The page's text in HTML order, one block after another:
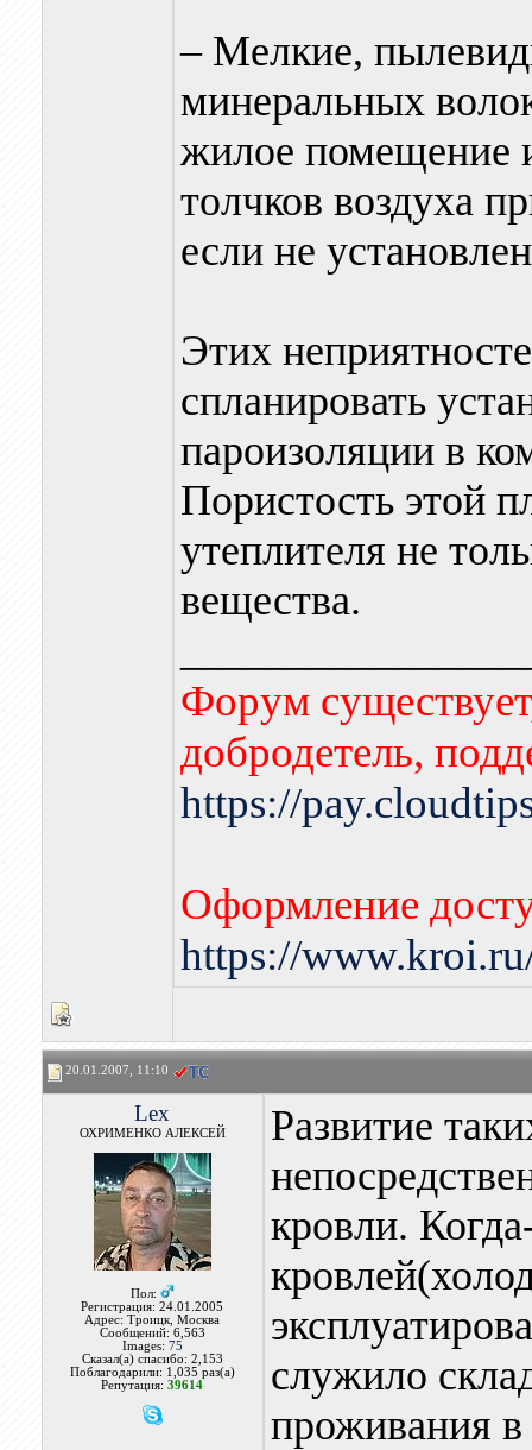
– Мелкие,
минеральных
жилое помещение
толчков воздуха
если не
Этих
спланировать
пароизоляции в
Пористость этой
утеплителя не
вещества.
Форум
добродетель,
https://
Оформление
https://
20.01.2007, 11:10
Lex
ОХРИМЕНКО АЛЕКСЕЙ
Пол:
Регистрация: 24.01.2005
Адрес: Троицк, Москва
Сообщений: 6,563
Images: 75
Сказал(а) спасибо: 2,153
Поблагодарили: 1,035 раз(а)
Репутация:39614
Развитие
кровли.
служило
проживания